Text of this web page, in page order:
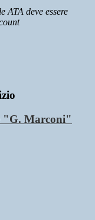
ATA deve essere
"G. Marconi"